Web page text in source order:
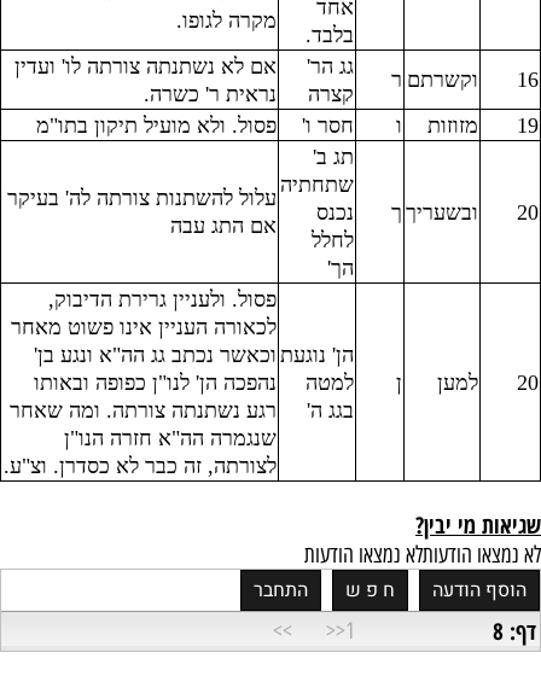
אחד
בלבד.
מקרה לגופו.
16 וקשרתם ר
גג הר'
קצרה
אם לא נשתנתה צורתה לו' ועדין
נראית ר' כשרה.
19
מזוזות ו חסר ו' פסול. ולא מועיל תיקון בתו"מ
20 ובשעריך ך
תג ב'
שתחתיה
נכנס
לחלל
הך'
עלול להשתנות צורתה לה' בעיקר
אם התג עבה
20 למען ן
הן' נוגעת
למטה
בגג ה'
פסול. ולעניין גרירת הדיבוק,
לכאורה העניין אינו פשוט מאחר
וכאשר נכתב גג הה"א ונגע בן'
נהפכה הן' לנו"ן כפופה ובאותו
רגע נשתנתה צורתה. ומה שאחר
שנגמרה הה"א חזרה הנו"ן
לצורתה, זה כבר לא כסדרן. וצ"ע.
שגיאות מי יבין?
לא נמצאו הודעותלא נמצאו הודעות
דף: 8 >>